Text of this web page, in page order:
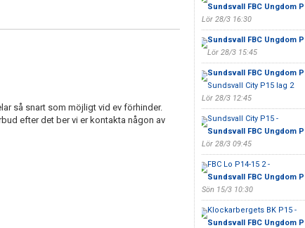
så snart som möjligt vid ev förhinder.
efter det ber vi er kontakta någon av
Sundsvall FBC Ungdom
Lör 28/3 16:30
Sundsvall FBC Ungdom
Lör 28/3 15:45
Sundsvall FBC Ungdom
Sundsvall City P15 lag 2
Lör 28/3 12:45
Sundsvall City P15 -
Sundsvall FBC Ungdom
Lör 28/3 09:45
FBC Lo P14-15 2 -
Sundsvall FBC Ungdom
Sön 15/3 10:30
Klockarbergets BK P15 -
Sundsvall FBC Ungdom